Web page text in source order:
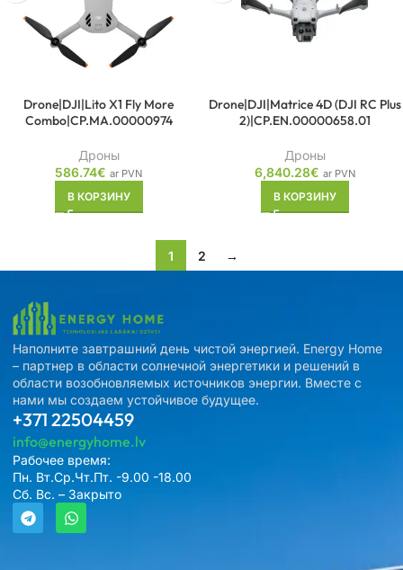
Drone|DJI|Lito X1 Fly More
Combo|CP.MA.00000974
Дроны
586.74€ ar PVN
В КОРЗИНУ
Drone|DJI|Matrice 4D (DJI RC Plus
2)|CP.EN.00000658.01
Дроны
6,840.28€ ar PVN
В КОРЗИНУ
1 2 →
Наполните завтрашний день чистой энергией. Energy Home
– партнер в области солнечной энергетики и решений в
области возобновляемых источников энергии. Вместе с
нами мы создаем устойчивое будущее.
+371 22504459
info@energyhome.lv
Рабочее время:
Пн. Вт.Ср.Чт.Пт. -9.00 -18.00
Сб. Вс. – Закрыто